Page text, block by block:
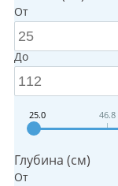
От
До
25.0 46.8
Глубина (см)
От